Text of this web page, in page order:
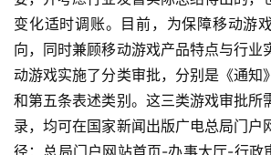
变化适时调账。目前，为保障移动游
向，同时兼顾移动游戏产品特点与行业
动游戏实施了分类审批，分别是《通知
和第五条表述类别。这三类游戏审批所
录，均可在国家新闻出版广电总局门户